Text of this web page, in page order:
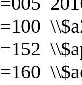
=100
=152
=160